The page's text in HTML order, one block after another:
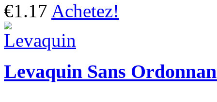
€1.17 Achetez!
Levaquin Sans